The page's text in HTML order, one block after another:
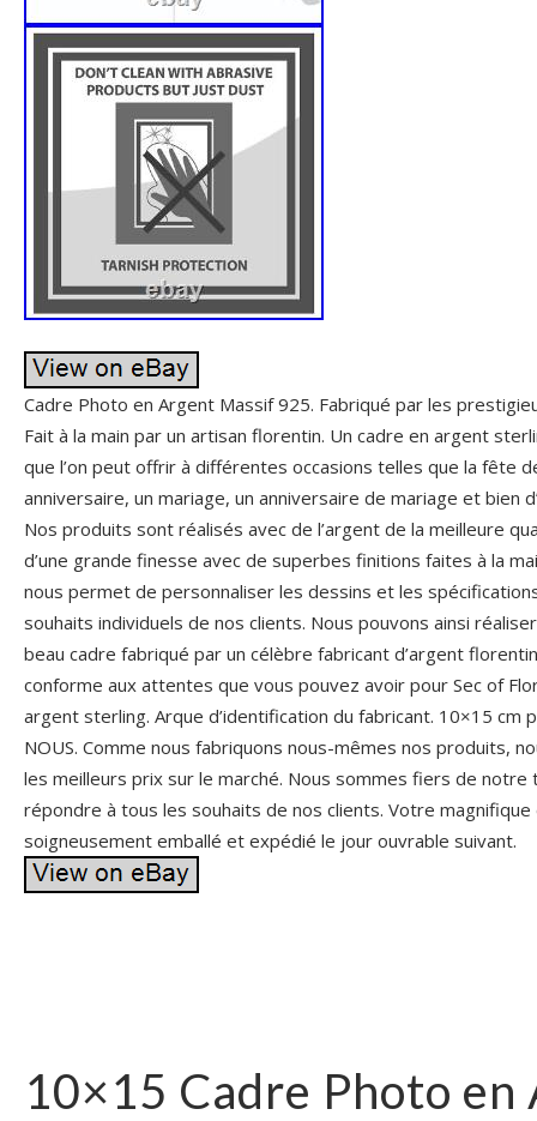
Cadre Photo en Argent Massif 925. Fabriqué par les
Fait à la main par un artisan florentin. Un cadre en argent
que l’on peut offrir à différentes occasions telles que la fête
anniversaire, un mariage, un anniversaire de mariage et bien
Nos produits sont réalisés avec de l’argent de la meilleure
d’une grande finesse avec de superbes finitions faites à la
nous permet de personnaliser les dessins et les
souhaits individuels de nos clients. Nous pouvons ainsi
beau cadre fabriqué par un célèbre fabricant d’argent
conforme aux attentes que vous pouvez avoir pour Sec of
argent sterling. Arque d’identification du fabricant. 10×15 cm
NOUS. Comme nous fabriquons nous-mêmes nos produits,
les meilleurs prix sur le marché. Nous sommes fiers de notre
répondre à tous les souhaits de nos clients. Votre
soigneusement emballé et expédié le jour ouvrable suivant.
10×15 Cadre Photo en